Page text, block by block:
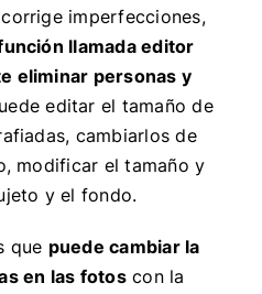
imperfecciones,
llamadaeditor
eliminar personas y
editar el tamaño de
cambiarlos de
modificar el tamaño y
y el fondo.
que puede cambiar la
en las fotoscon la